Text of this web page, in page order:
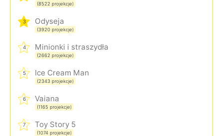
(8522 projekcje)
3 Odyseja
(3920 projekcje)
4 Minionki i straszydła
(2662 projekcje)
5 Ice Cream Man
(2343 projekcje)
6 Vaiana
(1165 projekcje)
7 Toy Story 5
(1074 projekcje)